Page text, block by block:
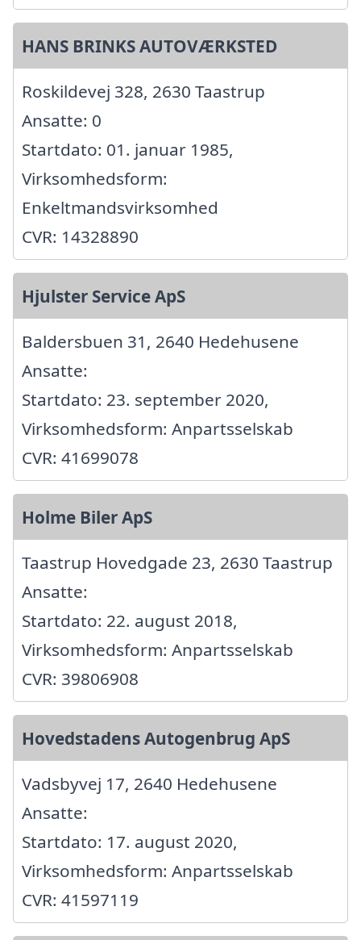
HANS BRINKS AUTOVÆRKSTED
Roskildevej 328, 2630 Taastrup
Ansatte: 0
Startdato: 01. januar 1985,
Virksomhedsform:
Enkeltmandsvirksomhed
CVR: 14328890
Hjulster Service ApS
Baldersbuen 31, 2640 Hedehusene
Ansatte:
Startdato: 23. september 2020,
Virksomhedsform: Anpartsselskab
CVR: 41699078
Holme Biler ApS
Taastrup Hovedgade 23, 2630 Taastrup
Ansatte:
Startdato: 22. august 2018,
Virksomhedsform: Anpartsselskab
CVR: 39806908
Hovedstadens Autogenbrug ApS
Vadsbyvej 17, 2640 Hedehusene
Ansatte:
Startdato: 17. august 2020,
Virksomhedsform: Anpartsselskab
CVR: 41597119